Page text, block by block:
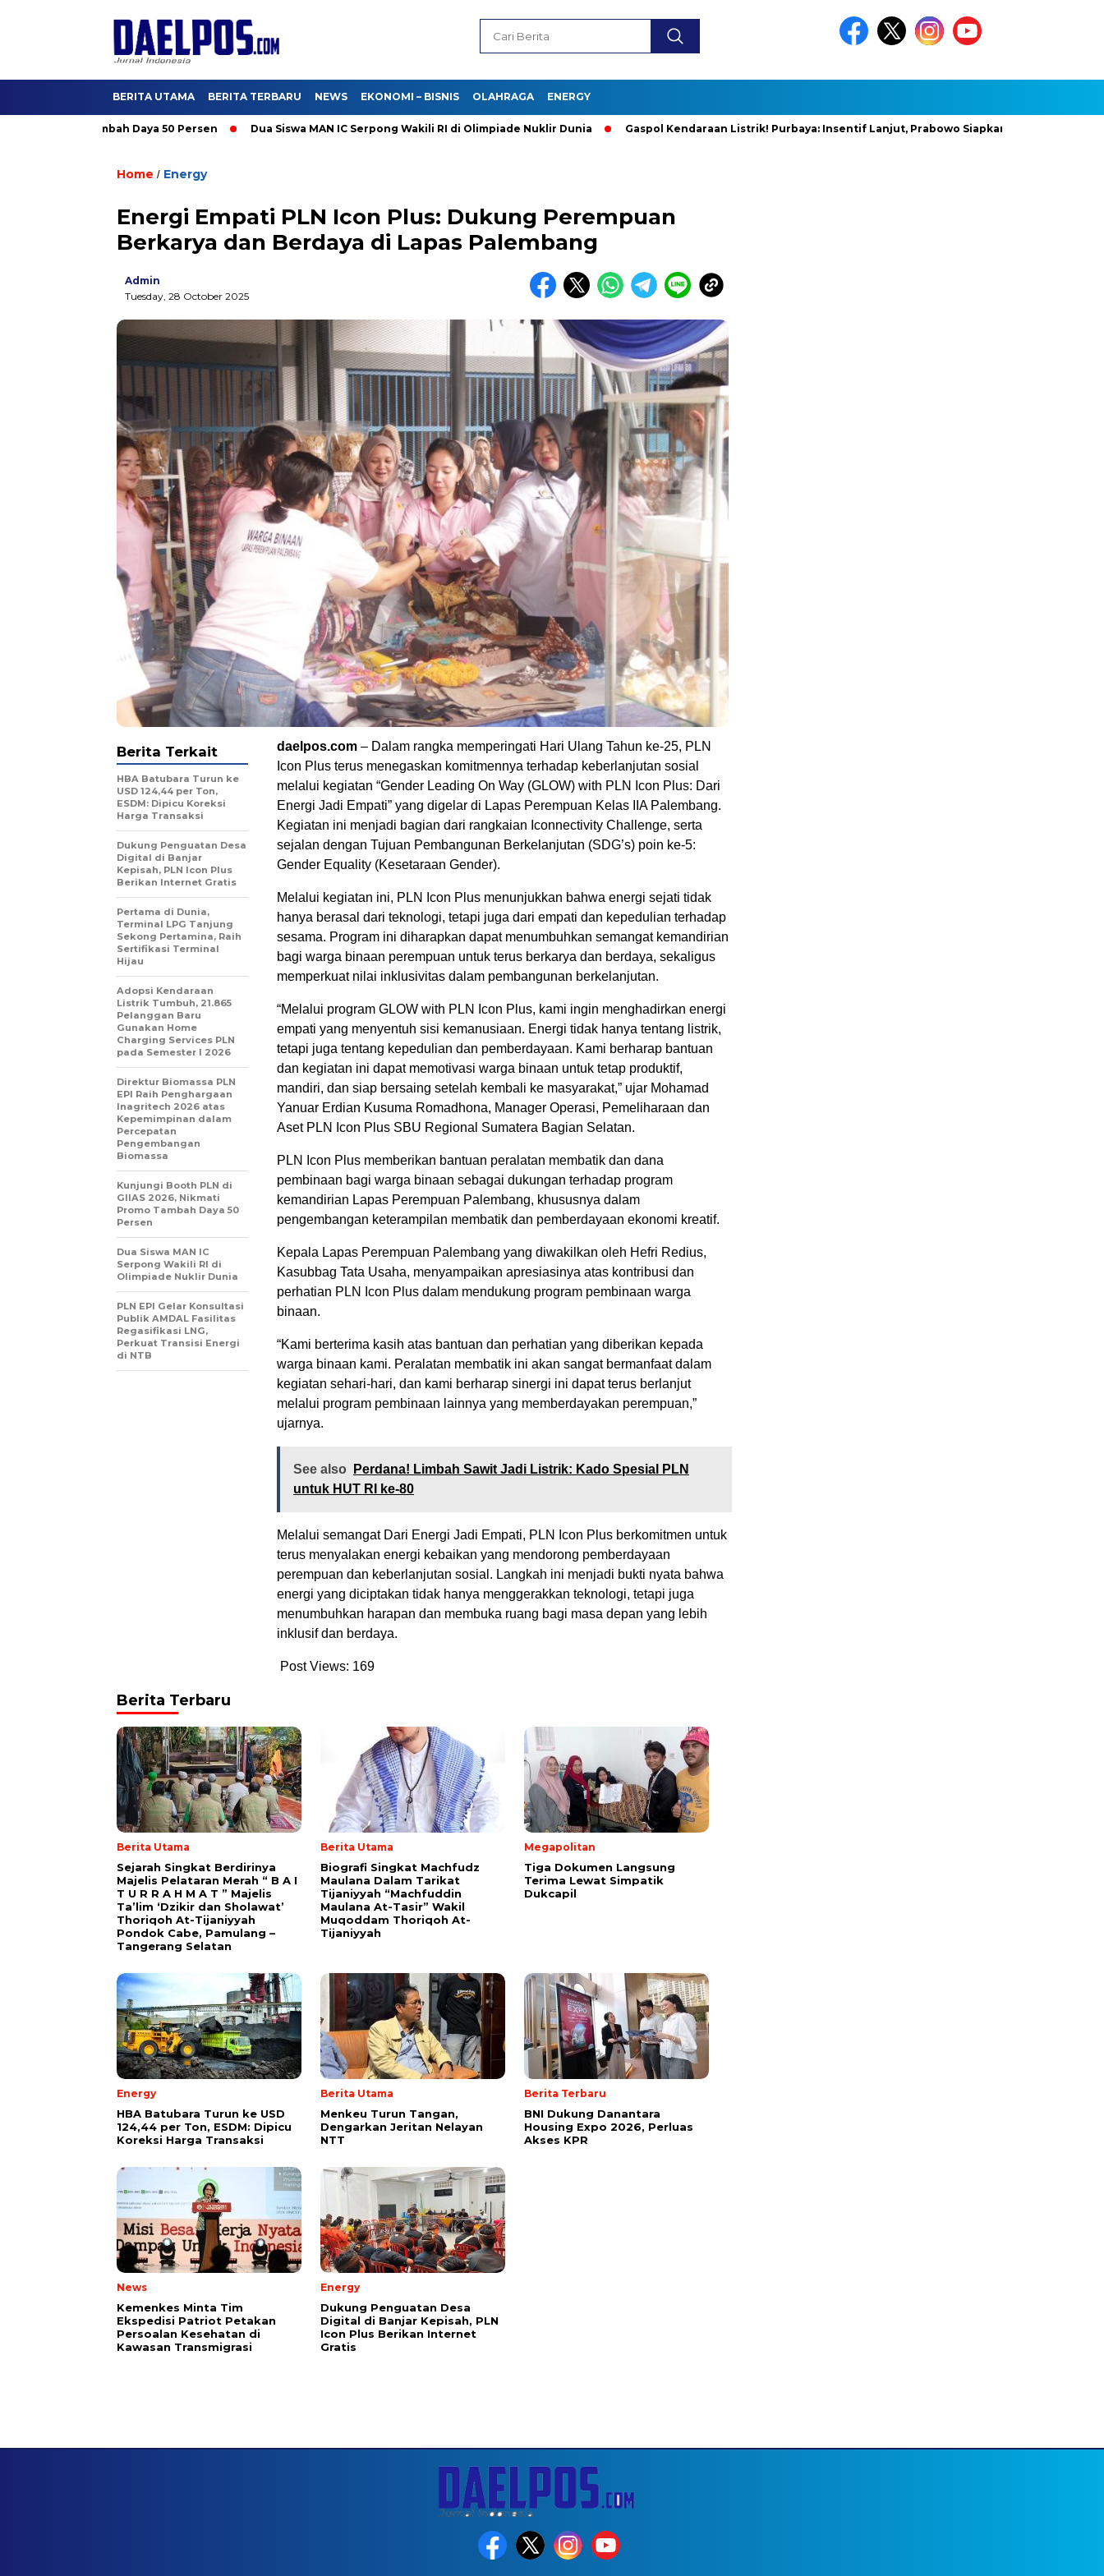
BERITA UTAMA BERITA TERBARU NEWS EKONOMI – BISNIS OLAHRAGA ENERGY
Tambah Daya 50 Persen Dua Siswa MAN IC Serpong Wakili RI di Olimpiade Nuklir Dunia Gaspol Kendaraan Listrik! Purbaya: Insentif Lanjut, Prabowo Siapkan Stimulus Baru
Home / Energy
Energi Empati PLN Icon Plus: Dukung Perempuan
Berkarya dan Berdaya di Lapas Palembang
Admin
Tuesday, 28 October 2025
daelpos.com – Dalam rangka memperingati Hari Ulang Tahun ke-25, PLN
Icon Plus terus menegaskan komitmennya terhadap keberlanjutan sosial
melalui kegiatan “Gender Leading On Way (GLOW) with PLN Icon Plus: Dari
Energi Jadi Empati” yang digelar di Lapas Perempuan Kelas IIA Palembang.
Kegiatan ini menjadi bagian dari rangkaian Iconnectivity Challenge, serta
sejalan dengan Tujuan Pembangunan Berkelanjutan (SDG’s) poin ke-5:
Gender Equality (Kesetaraan Gender).
Melalui kegiatan ini, PLN Icon Plus menunjukkan bahwa energi sejati tidak
hanya berasal dari teknologi, tetapi juga dari empati dan kepedulian terhadap
sesama. Program ini diharapkan dapat menumbuhkan semangat kemandirian
bagi warga binaan perempuan untuk terus berkarya dan berdaya, sekaligus
memperkuat nilai inklusivitas dalam pembangunan berkelanjutan.
“Melalui program GLOW with PLN Icon Plus, kami ingin menghadirkan energi
empati yang menyentuh sisi kemanusiaan. Energi tidak hanya tentang listrik,
tetapi juga tentang kepedulian dan pemberdayaan. Kami berharap bantuan
dan kegiatan ini dapat memotivasi warga binaan untuk tetap produktif,
mandiri, dan siap bersaing setelah kembali ke masyarakat,” ujar Mohamad
Yanuar Erdian Kusuma Romadhona, Manager Operasi, Pemeliharaan dan
Aset PLN Icon Plus SBU Regional Sumatera Bagian Selatan.
PLN Icon Plus memberikan bantuan peralatan membatik dan dana
pembinaan bagi warga binaan sebagai dukungan terhadap program
kemandirian Lapas Perempuan Palembang, khususnya dalam
pengembangan keterampilan membatik dan pemberdayaan ekonomi kreatif.
Kepala Lapas Perempuan Palembang yang diwakilkan oleh Hefri Redius,
Kasubbag Tata Usaha, menyampaikan apresiasinya atas kontribusi dan
perhatian PLN Icon Plus dalam mendukung program pembinaan warga
binaan.
“Kami berterima kasih atas bantuan dan perhatian yang diberikan kepada
warga binaan kami. Peralatan membatik ini akan sangat bermanfaat dalam
kegiatan sehari-hari, dan kami berharap sinergi ini dapat terus berlanjut
melalui program pembinaan lainnya yang memberdayakan perempuan,”
ujarnya.
See also
Perdana! Limbah Sawit Jadi Listrik: Kado Spesial PLN
untuk HUT RI ke-80
Melalui semangat Dari Energi Jadi Empati, PLN Icon Plus berkomitmen untuk
terus menyalakan energi kebaikan yang mendorong pemberdayaan
perempuan dan keberlanjutan sosial. Langkah ini menjadi bukti nyata bahwa
energi yang diciptakan tidak hanya menggerakkan teknologi, tetapi juga
menumbuhkan harapan dan membuka ruang bagi masa depan yang lebih
inklusif dan berdaya.
Post Views: 169
Berita Terkait
HBA Batubara Turun ke
USD 124,44 per Ton,
ESDM: Dipicu Koreksi
Harga Transaksi
Dukung Penguatan Desa
Digital di Banjar
Kepisah, PLN Icon Plus
Berikan Internet Gratis
Pertama di Dunia,
Terminal LPG Tanjung
Sekong Pertamina, Raih
Sertifikasi Terminal
Hijau
Adopsi Kendaraan
Listrik Tumbuh, 21.865
Pelanggan Baru
Gunakan Home
Charging Services PLN
pada Semester I 2026
Direktur Biomassa PLN
EPI Raih Penghargaan
Inagritech 2026 atas
Kepemimpinan dalam
Percepatan
Pengembangan
Biomassa
Kunjungi Booth PLN di
GIIAS 2026, Nikmati
Promo Tambah Daya 50
Persen
Dua Siswa MAN IC
Serpong Wakili RI di
Olimpiade Nuklir Dunia
PLN EPI Gelar Konsultasi
Publik AMDAL Fasilitas
Regasifikasi LNG,
Perkuat Transisi Energi
di NTB
Berita Terbaru
Berita Utama
Sejarah Singkat Berdirinya
Majelis Pelataran Merah “ B A I
T U R R A H M A T ” Majelis
Ta’lim ‘Dzikir dan Sholawat’
Thoriqoh At-Tijaniyyah
Pondok Cabe, Pamulang –
Tangerang Selatan
Berita Utama
Biografi Singkat Machfudz
Maulana Dalam Tarikat
Tijaniyyah “Machfuddin
Maulana At-Tasir” Wakil
Muqoddam Thoriqoh At-
Tijaniyyah
Megapolitan
Tiga Dokumen Langsung
Terima Lewat Simpatik
Dukcapil
Energy
HBA Batubara Turun ke USD
124,44 per Ton, ESDM: Dipicu
Koreksi Harga Transaksi
Berita Utama
Menkeu Turun Tangan,
Dengarkan Jeritan Nelayan
NTT
Berita Terbaru
BNI Dukung Danantara
Housing Expo 2026, Perluas
Akses KPR
News
Kemenkes Minta Tim
Ekspedisi Patriot Petakan
Persoalan Kesehatan di
Kawasan Transmigrasi
Energy
Dukung Penguatan Desa
Digital di Banjar Kepisah, PLN
Icon Plus Berikan Internet
Gratis